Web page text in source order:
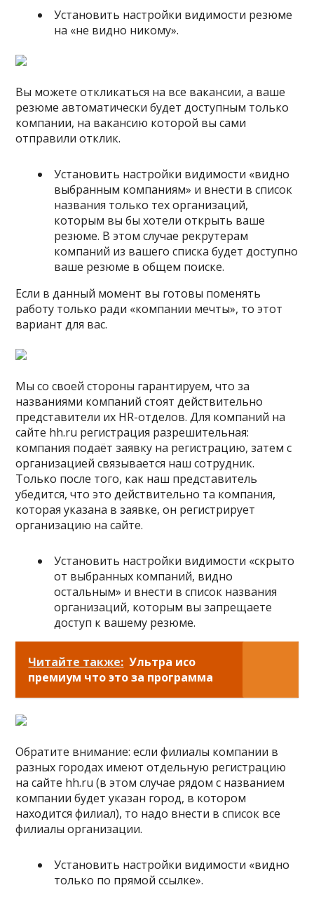
Установить настройки видимости резюме
на «не видно никому».
Вы можете откликаться на все вакансии, а ваше
резюме автоматически будет доступным только
компании, на вакансию которой вы сами
отправили отклик.
Установить настройки видимости «видно
выбранным компаниям» и внести в список
названия только тех организаций,
которым вы бы хотели открыть ваше
резюме. В этом случае рекрутерам
компаний из вашего списка будет доступно
ваше резюме в общем поиске.
Если в данный момент вы готовы поменять
работу только ради «компании мечты», то этот
вариант для вас.
Мы со своей стороны гарантируем, что за
названиями компаний стоят действительно
представители их HR-отделов. Для компаний на
сайте hh.ru регистрация разрешительная:
компания подаёт заявку на регистрацию, затем с
организацией связывается наш сотрудник.
Только после того, как наш представитель
убедится, что это действительно та компания,
которая указана в заявке, он регистрирует
организацию на сайте.
Установить настройки видимости «скрыто
от выбранных компаний, видно
остальным» и внести в список названия
организаций, которым вы запрещаете
доступ к вашему резюме.
Читайте также: Ультра исо
премиум что это за программа
Обратите внимание: если филиалы компании в
разных городах имеют отдельную регистрацию
на сайте hh.ru (в этом случае рядом с названием
компании будет указан город, в котором
находится филиал), то надо внести в список все
филиалы организации.
Установить настройки видимости «видно
только по прямой ссылке».